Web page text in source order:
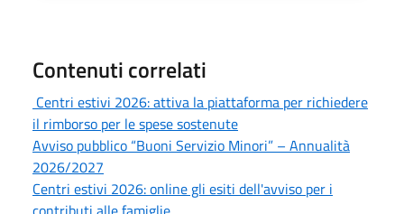
Contenuti correlati
Centri estivi 2026: attiva la piattaforma per richiedere
il rimborso per le spese sostenute
Avviso pubblico “Buoni Servizio Minori” – Annualità
2026/2027
Centri estivi 2026: online gli esiti dell'avviso per i